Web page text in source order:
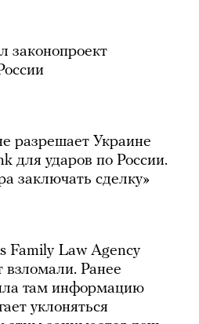
законопроект
разрешает Украине
для ударов по России.
заключать сделку»
Law Agency
взломали. Ранее
там информацию
уклоняться